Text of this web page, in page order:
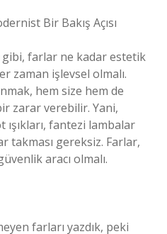
Bir Bakış Açısı
farlar ne kadar estetik
zaman işlevsel olmalı.
hem size hem de
zarar verebilir. Yani,
fantezi lambalar
takması gereksiz. Farlar,
aracı olmalı.
farları yazdık, peki